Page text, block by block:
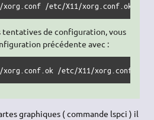
xorg.conf /etc/X11/xorg.conf.ok
tentatives de configuration, vous
précédente avec :
xorg.conf.ok /etc/X11/xorg.conf
graphiques ( commande lspci ) il